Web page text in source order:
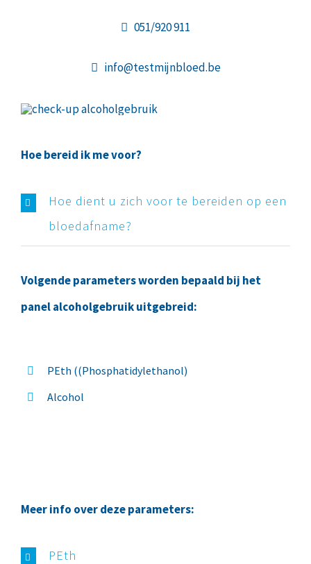
051/920 911
info@testmijnbloed.be
Hoe bereid ik me voor?
Hoe dient u zich voor te bereiden op een
bloedafname?
Volgende parameters worden bepaald bij het
panel alcoholgebruik uitgebreid:
PEth ((Phosphatidylethanol)
Alcohol
Meer info over deze parameters:
PEth